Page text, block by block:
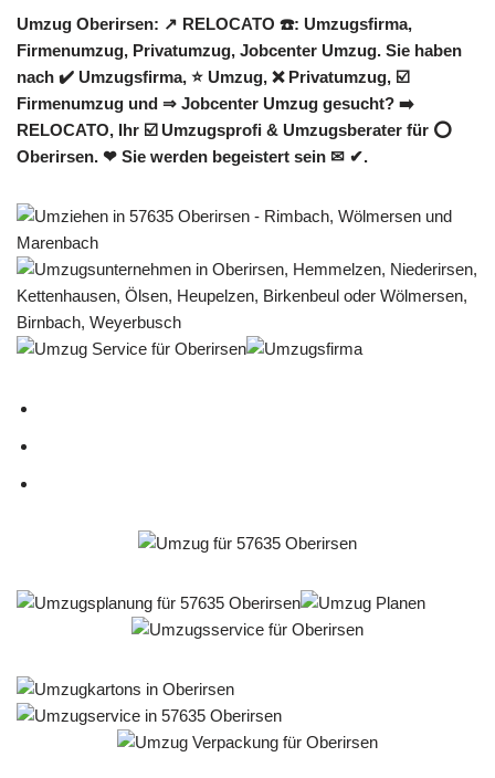
Umzug Oberirsen: ↗️ RELOCATO ☎️: Umzugsfirma,
Firmenumzug, Privatumzug, Jobcenter Umzug. Sie haben
nach ✔️ Umzugsfirma, ⭐ Umzug, ❌ Privatumzug, ☑️
Firmenumzug und ⇒ Jobcenter Umzug gesucht? ➡️
RELOCATO, Ihr ☑️ Umzugsprofi & Umzugsberater für ⭕
Oberirsen. ❤ Sie werden begeistert sein ✉ ✔.